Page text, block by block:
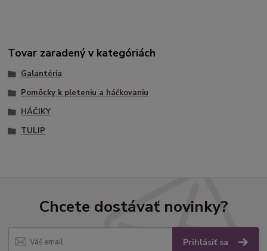
Tovar zaradený v kategóriách
Galantéria
Pomôcky k pleteniu a háčkovaniu
HÁČIKY
TULIP
Chcete dostávať novinky?
Prihlásiť sa